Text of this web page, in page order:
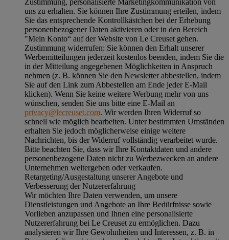
uns zu erhalten. Sie können Ihre Zustimmung erteilen, indem
Sie das entsprechende Kontrollkästchen bei der Erhebung
personenbezogener Daten aktivieren oder in den Bereich
"Mein Konto“ auf der Website von Le Creuset gehen.
Zustimmung widerrufen: Sie können den Erhalt unserer
Werbemitteilungen jederzeit kostenlos beenden, indem Sie die
in der Mitteilung angegebenen Möglichkeiten in Anspruch
nehmen (z. B. können Sie den Newsletter abbestellen, indem
Sie auf den Link zum Abbestellen am Ende jeder E-Mail
klicken). Wenn Sie keine weitere Werbung mehr von uns
wünschen, senden Sie uns bitte eine E-Mail an
privacy@lecreuset.com. Wir werden Ihren Widerruf so
schnell wie möglich bearbeiten. Unter bestimmten Umständen
erhalten Sie jedoch möglicherweise einige weitere
Nachrichten, bis der Widerruf vollständig verarbeitet wurde.
Bitte beachten Sie, dass wir Ihre Kontaktdaten und andere
personenbezogene Daten nicht zu Werbezwecken an andere
Unternehmen weitergeben oder verkaufen.
Retargeting/Ausgestaltung unserer Angebote und
Verbesserung der Nutzererfahrung
Wir möchten Ihre Daten verwenden, um unsere
Dienstleistungen und Angebote an Ihre Bedürfnisse sowie
Vorlieben anzupassen und Ihnen eine personalisierte
Nutzererfahrung bei Le Creuset zu ermöglichen. Dazu
analysieren wir Ihre Gewohnheiten und Interessen, z. B. in